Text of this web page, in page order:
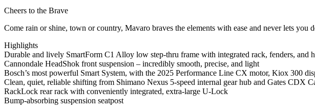
Cheers to the Brave
Come rain or shine, town or country, Mavaro braves the elements with ease and never lets you
Highlights
Durable and lively SmartForm C1 Alloy low step-thru frame with integrated rack, fenders, and
Cannondale HeadShok front suspension – incredibly smooth, precise, and light
Bosch’s most powerful Smart System, with the 2025 Performance Line CX motor, Kiox 300
Clean, quiet, reliable shifting from Shimano Nexus 5-speed internal gear hub and Gates CDX
RackLock rear rack with conveniently integrated, extra-large U-Lock
Bump-absorbing suspension seatpost